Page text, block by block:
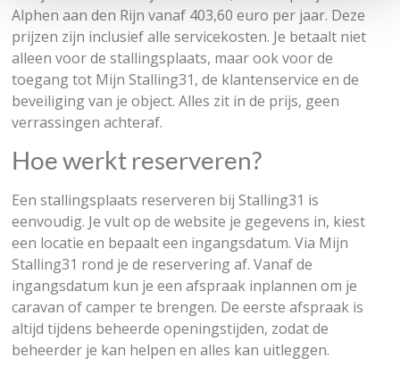
Alphen aan den Rijn vanaf 403,60 euro per jaar. Deze
prijzen zijn inclusief alle servicekosten. Je betaalt niet
alleen voor de stallingsplaats, maar ook voor de
toegang tot Mijn Stalling31, de klantenservice en de
beveiliging van je object. Alles zit in de prijs, geen
verrassingen achteraf.
Hoe werkt reserveren?
Een stallingsplaats reserveren bij Stalling31 is
eenvoudig. Je vult op de website je gegevens in, kiest
een locatie en bepaalt een ingangsdatum. Via Mijn
Stalling31 rond je de reservering af. Vanaf de
ingangsdatum kun je een afspraak inplannen om je
caravan of camper te brengen. De eerste afspraak is
altijd tijdens beheerde openingstijden, zodat de
beheerder je kan helpen en alles kan uitleggen.